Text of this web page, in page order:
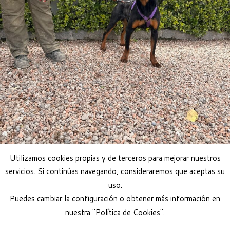
Utilizamos cookies propias y de terceros para mejorar nuestros
servicios. Si continúas navegando, consideraremos que aceptas su
uso.
Puedes cambiar la configuración o obtener más información en
nuestra "Política de Cookies".